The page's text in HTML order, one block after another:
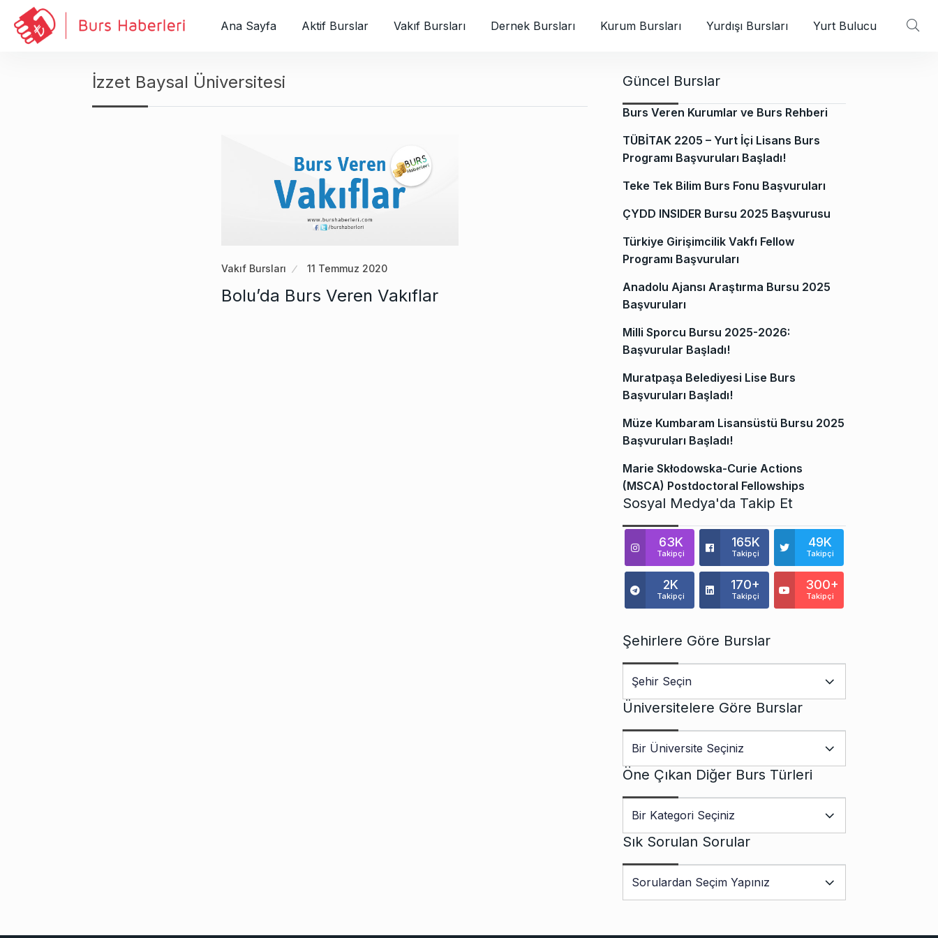
Ana Sayfa Aktif Burslar Vakıf Bursları Dernek Bursları Kurum Bursları Yurdışı Bursları Yurt Bulucu
İzzet Baysal Üniversitesi
Vakıf Bursları 11 Temmuz 2020
Bolu’da Burs Veren Vakıflar
Güncel Burslar
Burs Veren Kurumlar ve Burs Rehberi
TÜBİTAK 2205 – Yurt İçi Lisans Burs
Programı Başvuruları Başladı!
Teke Tek Bilim Burs Fonu Başvuruları
ÇYDD INSIDER Bursu 2025 Başvurusu
Türkiye Girişimcilik Vakfı Fellow
Programı Başvuruları
Anadolu Ajansı Araştırma Bursu 2025
Başvuruları
Milli Sporcu Bursu 2025-2026:
Başvurular Başladı!
Muratpaşa Belediyesi Lise Burs
Başvuruları Başladı!
Müze Kumbaram Lisansüstü Bursu 2025
Başvuruları Başladı!
Marie Skłodowska-Curie Actions
(MSCA) Postdoctoral Fellowships
Sosyal Medya'da Takip Et
63K
Takipçi
165K
Takipçi
49K
Takipçi
2K
Takipçi
170+
Takipçi
300+
Takipçi
Şehirlere Göre Burslar
Üniversitelere Göre Burslar
Öne Çıkan Diğer Burs Türleri
Sık Sorulan Sorular